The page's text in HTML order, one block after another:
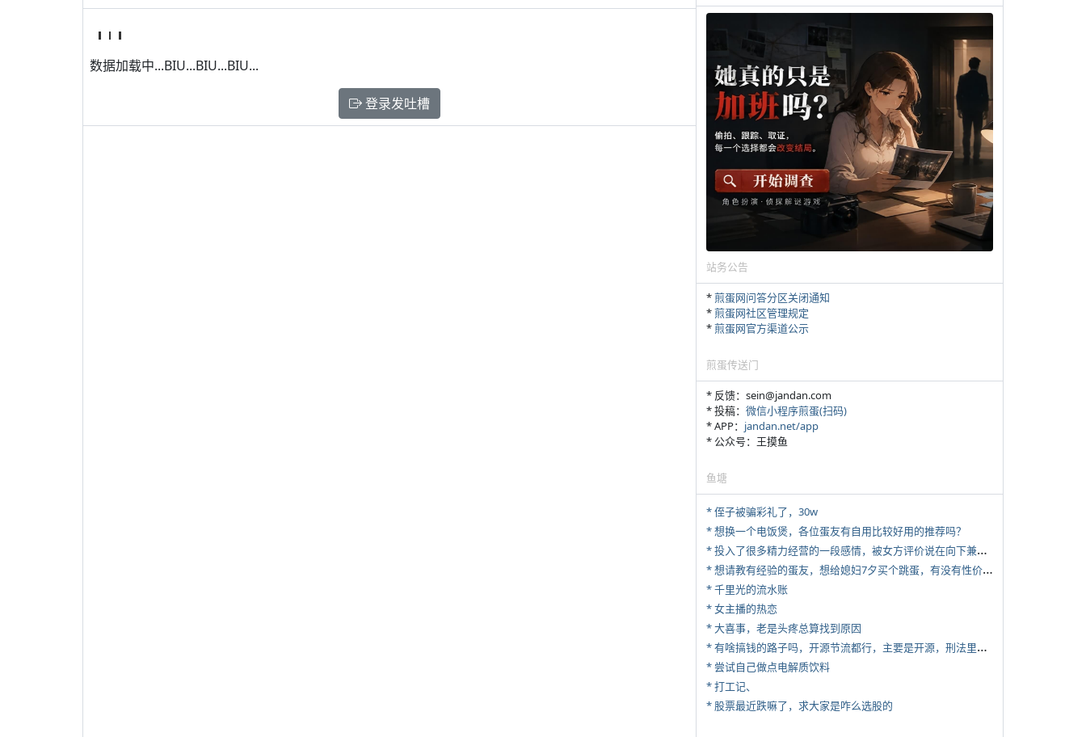
数据加载中...BIU...BIU...BIU...
登录发吐槽
站务公告
*煎蛋网问答分区关闭通知
*煎蛋网社区管理规定
*煎蛋网官方渠道公示
煎蛋传送门
* 反馈：sein@jandan.com
* 投稿： 微信小程序煎蛋(扫码)
* APP： jandan.net/app
* 公众号：王摸鱼
鱼塘
* 侄子被骗彩礼了，30w
* 想换一个电饭煲，各位蛋友有自用比较好用的推荐吗？
*
投入了很多精力经营的一段感情，被女方评价说在向下兼容我，感觉有点破防
*
想请教有经验的蛋友，想给媳妇7夕买个跳蛋，有没有性价比高的推荐
* 千里光的流水账
* 女主播的热恋
* 大喜事，老是头疼总算找到原因
*
有啥搞钱的路子吗，开源节流都行，主要是开源，刑法里的咱不做
* 尝试自己做点电解质饮料
* 打工记、
* 股票最近跌嘛了，求大家是咋么选股的